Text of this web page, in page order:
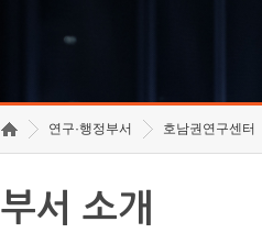
연구·행정부서 호남권연구센터
부서 소개